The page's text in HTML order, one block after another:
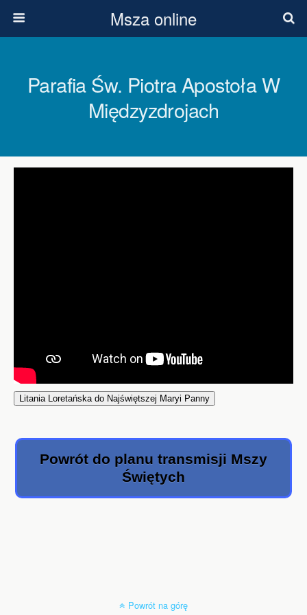
Msza online
Parafia Św. Piotra Apostoła W
Międzyzdrojach
Litania Loretańska do Najświętszej Maryi Panny
Powrót do planu transmisji Mszy
Świętych
Powrót na górę